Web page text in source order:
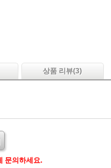
상품 리뷰(3)
문의하세요.